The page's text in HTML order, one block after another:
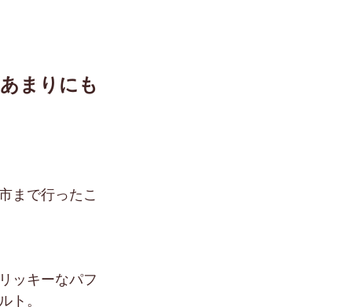
まりにも
まで行ったこ
ッキーなパフ
ト。